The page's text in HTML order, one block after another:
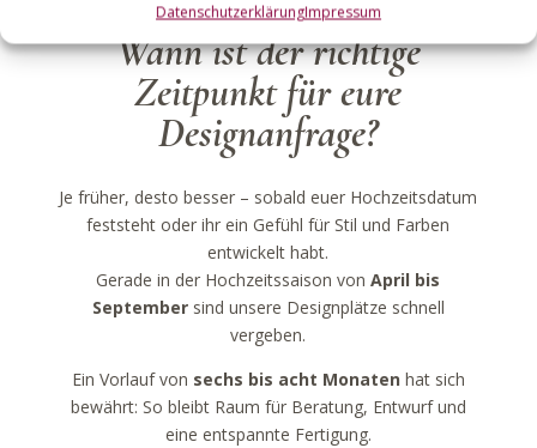
DatenschutzerklärungImpressum
Wann ist der richtige
Zeitpunkt für eure
Designanfrage?
Je früher, desto besser – sobald euer Hochzeitsdatum
feststeht oder ihr ein Gefühl für Stil und Farben
entwickelt habt.
Gerade in der Hochzeitssaison vonApril bis
Septembersind unsere Designplätze schnell
vergeben.
Ein Vorlauf von sechs bis acht Monaten hat sich
bewährt: So bleibt Raum für Beratung, Entwurf und
eine entspannte Fertigung.